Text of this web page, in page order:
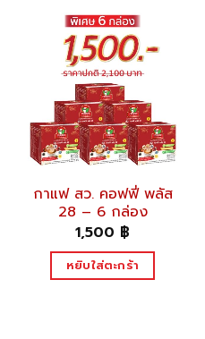
กาแฟ สว. คอฟฟี่ พลัส
28 – 6 กล่อง
1,500 ฿
หยิบใส่ตะกร้า